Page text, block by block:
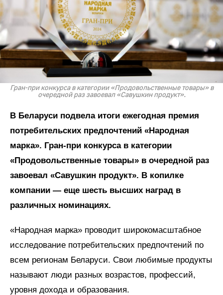
Гран-при конкурса в категории «Продовольственные товары» в
очередной раз завоевал «Савушкин продукт».
В Беларуси подвела итоги ежегодная премия
потребительских предпочтений «Народная
марка». Гран-при конкурса в категории
«Продовольственные товары» в очередной раз
завоевал «Савушкин продукт». В копилке
компании — еще шесть высших наград в
различных номинациях.
«Народная марка» проводит широкомасштабное
исследование потребительских предпочтений по
всем регионам Беларуси. Свои любимые продукты
называют люди разных возрастов, профессий,
уровня дохода и образования.